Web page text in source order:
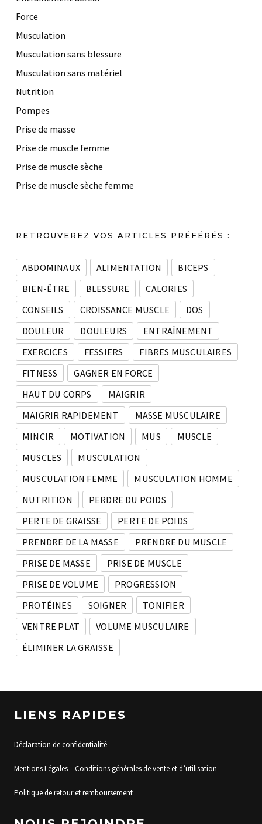
Force
Musculation
Musculation sans blessure
Musculation sans matériel
Nutrition
Pompes
Prise de masse
Prise de muscle femme
Prise de muscle sèche
Prise de muscle sèche femme
RETROUVEREZ VOS ARTICLES PRÉFÉRÉS :
ABDOMINAUX ALIMENTATION
BICEPS
BIEN-ÊTRE
BLESSURE
CALORIES
CONSEILS
CROISSANCE MUSCLE
DOS
DOULEUR
DOULEURS
ENTRAÎNEMENT
EXERCICES
FESSIERS
FIBRES MUSCULAIRES
FITNESS
GAGNER EN FORCE
HAUT DU CORPS
MAIGRIR
MAIGRIR RAPIDEMENT
MASSE MUSCULAIRE
MINCIR
MOTIVATION MUS
MUSCLE
MUSCLES
MUSCULATION
MUSCULATION FEMME
MUSCULATION HOMME
NUTRITION
PERDRE DU POIDS
PERTE DE GRAISSE
PERTE DE POIDS
PRENDRE DE LA MASSE
PRENDRE DU MUSCLE
PRISE DE MASSE
PRISE DE MUSCLE
PRISE DE VOLUME
PROGRESSION
PROTÉINES
SOIGNER
TONIFIER
VENTRE PLAT
VOLUME MUSCULAIRE
ÉLIMINER LA GRAISSE
LIENS RAPIDES
Déclaration de confidentialité
Mentions Légales – Conditions générales de vente et d’utilisation
Politique de retour et remboursement